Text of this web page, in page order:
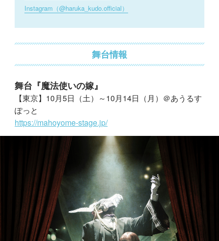
Instagram（@haruka_kudo.official）
舞台情報
舞台『魔法使いの嫁』
【東京】10月5日（土）～10月14日（月）＠あうるす
ぽっと
https://mahoyome-stage.jp/